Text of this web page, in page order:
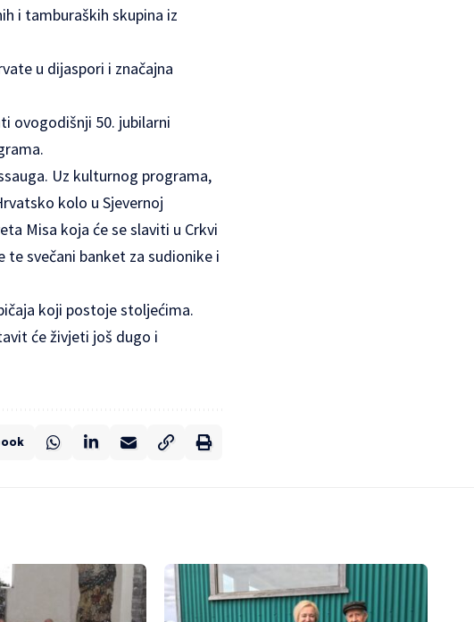
i tamburaških skupina iz
u dijaspori i značajna
ovogodišnji 50. jubilarni
Uz kulturnog programa,
kolo u Sjevernoj
Misa koja će se slaviti u Crkvi
te svečani banket za sudionike i
koji postoje stoljećima.
će živjeti još dugo i